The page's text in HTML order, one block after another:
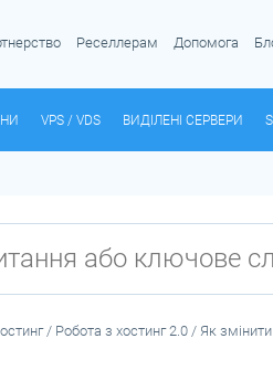
Реселлерам Допомога
VPS / VDS ВИДІЛЕНІ СЕРВЕРИ
/ Робота з хостинг 2.0/ Як